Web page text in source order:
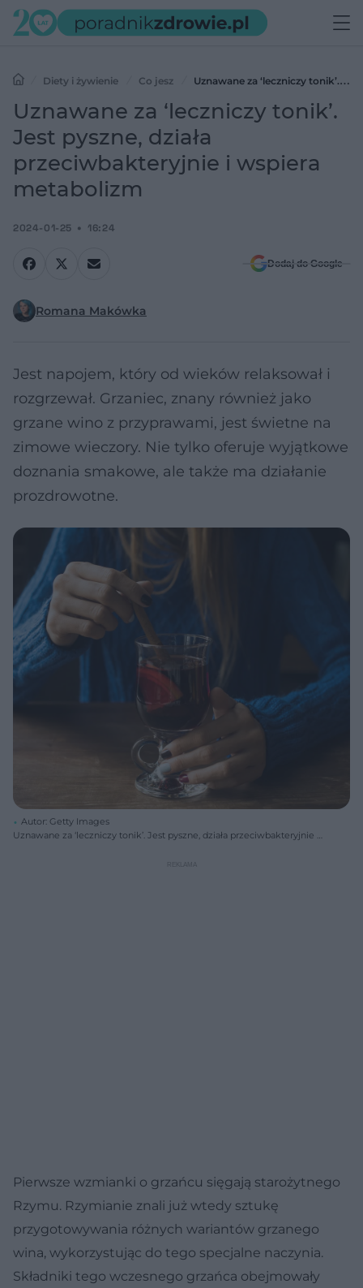
Diety i żywienie Co jesz
Uznawane za ‘leczniczy tonik’.
Jest pyszne, działa przeciwbakteryjnie i wspiera metabolizm
Uznawane za ‘leczniczy tonik’.
Jest pyszne, działa
przeciwbakteryjnie i wspiera
metabolizm
2024-01-25 16:24
Dodaj do Google
Romana Makówka
Jest napojem, który od wieków relaksował i
rozgrzewał. Grzaniec, znany również jako
grzane wino z przyprawami, jest świetne na
zimowe wieczory. Nie tylko oferuje wyjątkowe
doznania smakowe, ale także ma działanie
prozdrowotne.
Autor: Getty Images
Uznawane za ‘leczniczy tonik’. Jest pyszne, działa przeciwbakteryjnie i
Pierwsze wzmianki o grzańcu sięgają starożytnego
Rzymu. Rzymianie znali już wtedy sztukę
przygotowywania różnych wariantów grzanego
wina, wykorzystując do tego specjalne naczynia.
Składniki tego wczesnego grzańca obejmowały